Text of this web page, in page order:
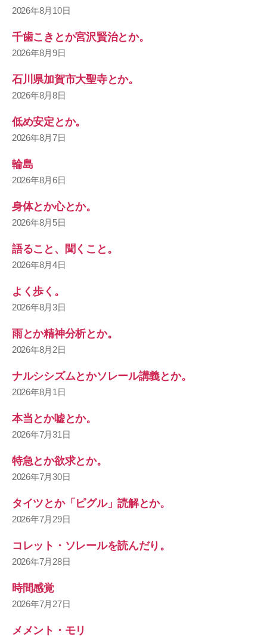
2026年8月10日
千歯こきとか宮沢賢治とか。
2026年8月9日
石川県加賀市大聖寺とか。
2026年8月8日
低め安定とか。
2026年8月7日
輪島
2026年8月6日
身体とか心とか。
2026年8月5日
語ること、聞くこと。
2026年8月4日
よく歩く。
2026年8月3日
雨とか精神分析とか。
2026年8月2日
ナルシシズムとかソレール講義とか。
2026年8月1日
本当とか嘘とか。
2026年7月31日
特急とか欲求とか。
2026年7月30日
タイツとか「ピグル」読解とか。
2026年7月29日
コレット・ソレールを読んだり。
2026年7月28日
時間感覚
2026年7月27日
メメント・モリ